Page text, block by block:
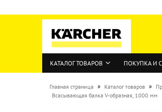
КАТАЛОГ ТОВАРОВ ПОКУПКА И
Главная страница » Каталог товаров »
Всасывающая балка V-образная, 1000 мм